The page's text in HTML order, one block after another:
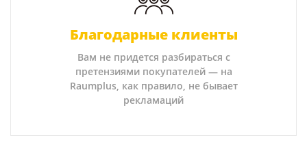
Благодарные клиенты
Вам не придется разбираться с
претензиями покупателей — на
Raumplus, как правило, не бывает
рекламаций